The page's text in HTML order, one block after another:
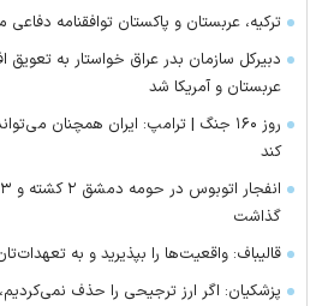
ترکیه، عربستان و پاکستان توافقنامه
دبیرکل سازمان بدر عراق خواستار به تعویق
عربستان و آمریکا شد
روز ۱۶۰ جنگ | ترامپ: ایران همچنان
کند
گذاشت
قالیباف: واقعیت‌ها را بپذیرید و به
پزشکیان: اگر ارز ترجیحی را حذف